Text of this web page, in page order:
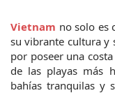
Vietnam no solo es
su vibrante cultura y
por poseer una
de las playas más
bahías tranquilas y